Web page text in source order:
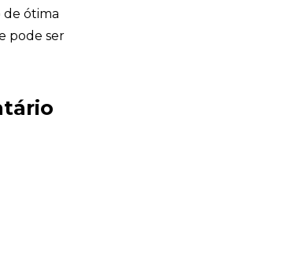
ótima
pode ser
Brindes